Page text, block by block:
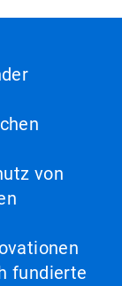
von
fundierte